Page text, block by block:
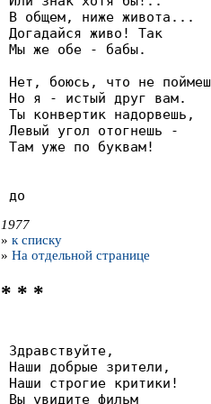
В общем, ниже живота...
Догадайся живо! Так
Мы же обе - бабы.
Нет, боюсь, что не
Но я - истый друг вам.
Ты конвертик надорвешь,
Левый угол отогнешь -
Там уже по буквам!
до
1977
» к списку
» На отдельной странице
* * *
Здравствуйте,
Наши добрые зрители,
Наши строгие критики!
Вы увидите фильм